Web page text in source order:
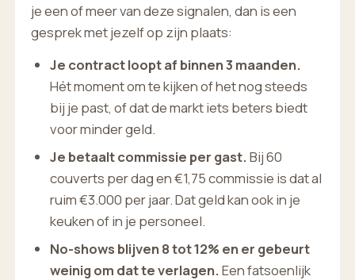
je een of meer van deze signalen, dan is een
gesprek met jezelf op zijn plaats:
Je contract loopt af binnen 3 maanden.
Hét moment om te kijken of het nog steeds
bij je past, of dat de markt iets beters biedt
voor minder geld.
Je betaalt commissie per gast.Bij 60
couverts per dag en €1,75 commissie is dat al
ruim €3.000 per jaar. Dat geld kan ook in je
keuken of in je personeel.
No-shows blijven 8 tot 12% en er gebeurt
weinig om dat te verlagen.Een fatsoenlijk